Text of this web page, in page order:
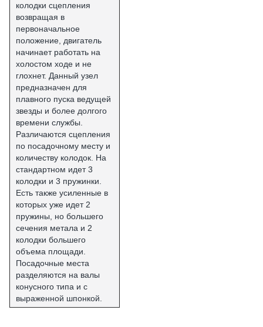
колодки сцепления
возвращая в
первоначальное
положение, двигатель
начинает работать на
холостом ходе и не
глохнет. Данный узел
предназначен для
плавного пуска ведущей
звезды и более долгого
времени службы.
Различаются сцепления
по посадочному месту и
количеству колодок. На
стандартном идет 3
колодки и 3 пружинки.
Есть также усиленные в
которых уже идет 2
пружины, но большего
сечения метала и 2
колодки большего
объема площади.
Посадочные места
разделяются на валы
конусного типа и с
выраженной шпонкой.